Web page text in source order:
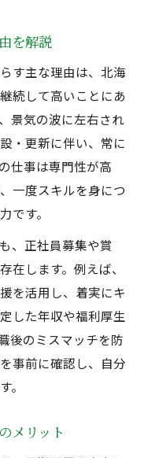
を解説
す主な理由は、北海
続して高いことにあ
景気の波に左右され
・更新に伴い、常に
仕事は専門性が高
一度スキルを身につ
です。
、正社員募集や賞
在します。例えば、
を活用し、着実にキ
した年収や福利厚生
後のミスマッチを防
事前に確認し、自分
。
メリット